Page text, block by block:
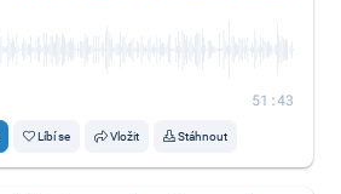
51:43
Líbí se Vložit Stáhnout